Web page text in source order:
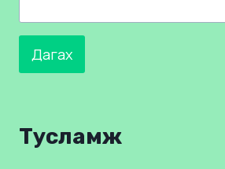
Дагах
Тусламж